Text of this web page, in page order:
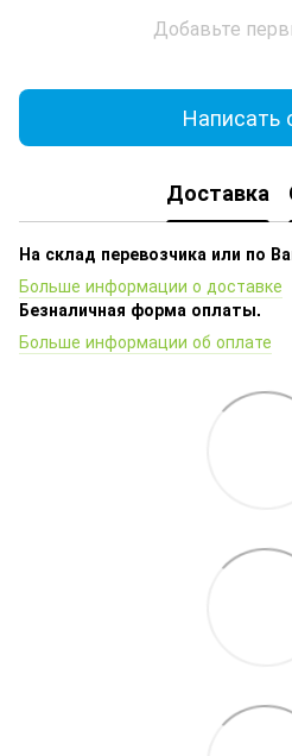
Добавьте
Написать
Доставка
На склад перевозчика или по
Больше информации о доставке
Безналичная форма оплаты.
Больше информации об оплате